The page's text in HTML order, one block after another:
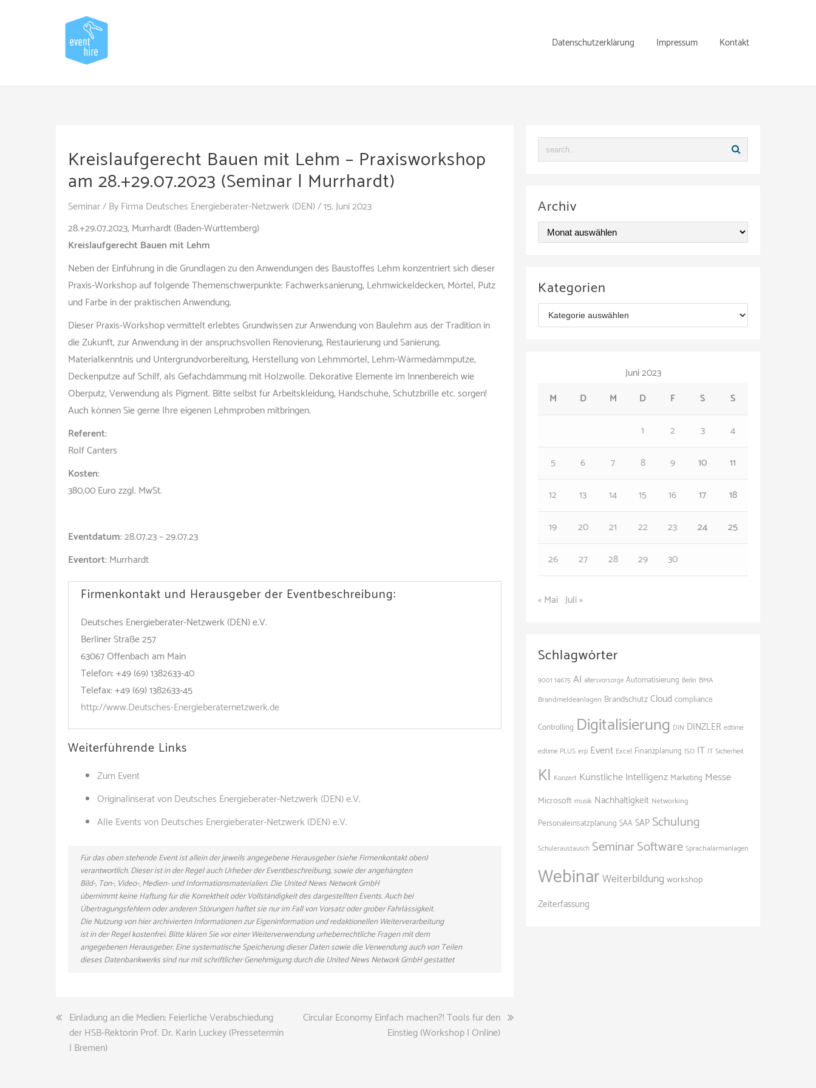
Datenschutzerklärung Impressum Kontakt
Kreislaufgerecht Bauen mit Lehm – Praxisworkshop
am 28.+29.07.2023 (Seminar | Murrhardt)
Seminar/ ByFirma Deutsches Energieberater-Netzwerk (DEN)/15. Juni 2023
28.+29.07.2023, Murrhardt (Baden-Württemberg)
Kreislaufgerecht Bauen mit Lehm
Neben der Einführung in die Grundlagen zu den Anwendungen des Baustoffes Lehm konzentriert sich dieser
Praxis-Workshop auf folgende Themenschwerpunkte: Fachwerksanierung, Lehmwickeldecken, Mörtel, Putz
und Farbe in der praktischen Anwendung.
Dieser Praxis-Workshop vermittelt erlebtes Grundwissen zur Anwendung von Baulehm aus der Tradition in
die Zukunft, zur Anwendung in der anspruchsvollen Renovierung, Restaurierung und Sanierung.
Materialkenntnis und Untergrundvorbereitung, Herstellung von Lehmmörtel, Lehm-Wärmedämmputze,
Deckenputze auf Schilf, als Gefachdämmung mit Holzwolle. Dekorative Elemente im Innenbereich wie
Oberputz, Verwendung als Pigment. Bitte selbst für Arbeitskleidung, Handschuhe, Schutzbrille etc. sorgen!
Auch können Sie gerne Ihre eigenen Lehmproben mitbringen.
Referent:
Rolf Canters
Kosten:
380,00 Euro zzgl. MwSt.
Eventdatum:28.07.23 – 29.07.23
Eventort:Murrhardt
Firmenkontakt und Herausgeber der Eventbeschreibung:
Deutsches Energieberater-Netzwerk (DEN) e.V.
Berliner Straße 257
63067 Offenbach am Main
Telefon: +49 (69) 1382633-40
Telefax: +49 (69) 1382633-45
http://www.Deutsches-Energieberaternetzwerk.de
Weiterführende Links
Zum Event
Originalinserat von Deutsches Energieberater-Netzwerk (DEN) e.V.
Alle Events von Deutsches Energieberater-Netzwerk (DEN) e.V.
Für das oben stehende Event ist allein der jeweils angegebene Herausgeber (siehe Firmenkontakt oben)
verantwortlich. Dieser ist in der Regel auch Urheber der Eventbeschreibung, sowie der angehängten
Bild-, Ton-, Video-, Medien- und Informationsmaterialien. Die United News Network GmbH
übernimmt keine Haftung für die Korrektheit oder Vollständigkeit des dargestellten Events. Auch bei
Übertragungsfehlern oder anderen Störungen haftet sie nur im Fall von Vorsatz oder grober Fahrlässigkeit.
Die Nutzung von hier archivierten Informationen zur Eigeninformation und redaktionellen Weiterverarbeitung
ist in der Regel kostenfrei. Bitte klären Sie vor einer Weiterverwendung urheberrechtliche Fragen mit dem
angegebenen Herausgeber. Eine systematische Speicherung dieser Daten sowie die Verwendung auch von Teilen
dieses Datenbankwerks sind nur mit schriftlicher Genehmigung durch die United News Network GmbH gestattet
Beitragsnavigation
Einladung an die Medien: Feierliche Verabschiedung
der HSB-Rektorin Prof. Dr. Karin Luckey (Pressetermin
| Bremen)
Circular Economy Einfach machen?! Tools für den
Einstieg (Workshop | Online)
Archiv
hKategorien
Juni 2023
M
D M D F S
S
1
2 3
4
5
6 7 8 9 10
11
12
13 14 15 16 17
18
19
20 21 22 23 24
25
26
27 28 29 30
« Mai Juli »
Schlagwörter
9001 14675 AI altersvorsorge Automatisierung Berlin BMA
Brandmeldeanlagen BrandschutzCloud compliance
Controlling Digitalisierung DIN DINZLER edtime
edtime PLUS erp Event Excel Finanzplanung ISO IT IT Sicherheit
KI Konzert Künstliche Intelligenz Marketing Messe
Microsoft musik Nachhaltigkeit Networking
Personaleinsatzplanung SAASAP Schulung
Schüleraustausch SeminarSoftware Sprachalarmanlagen
WebinarWeiterbildung workshop
Zeiterfassung